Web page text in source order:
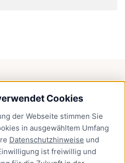
Cookies
der Webseite stimmen Sie
in ausgewähltem Umfang
Datenschutzhinweise und
ist freiwillig und